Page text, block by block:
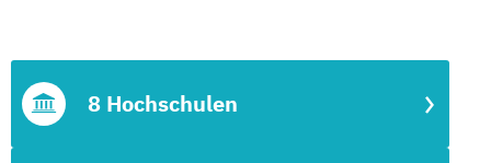
8 Hochschulen